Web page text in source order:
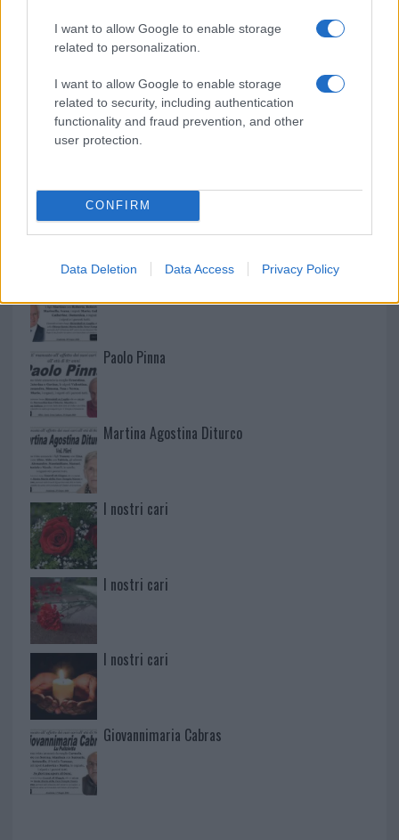
I want to allow Google to enable storage
related to personalization.
I want to allow Google to enable storage
related to security, including authentication
functionality and fraud prevention, and other
user protection.
CONFIRM
Data Deletion Data Access Privacy Policy
NECROLOGIE
Mario Malu
Paolo Pinna
Martina Agostina Diturco
I nostri cari
I nostri cari
I nostri cari
Giovannimaria Cabras